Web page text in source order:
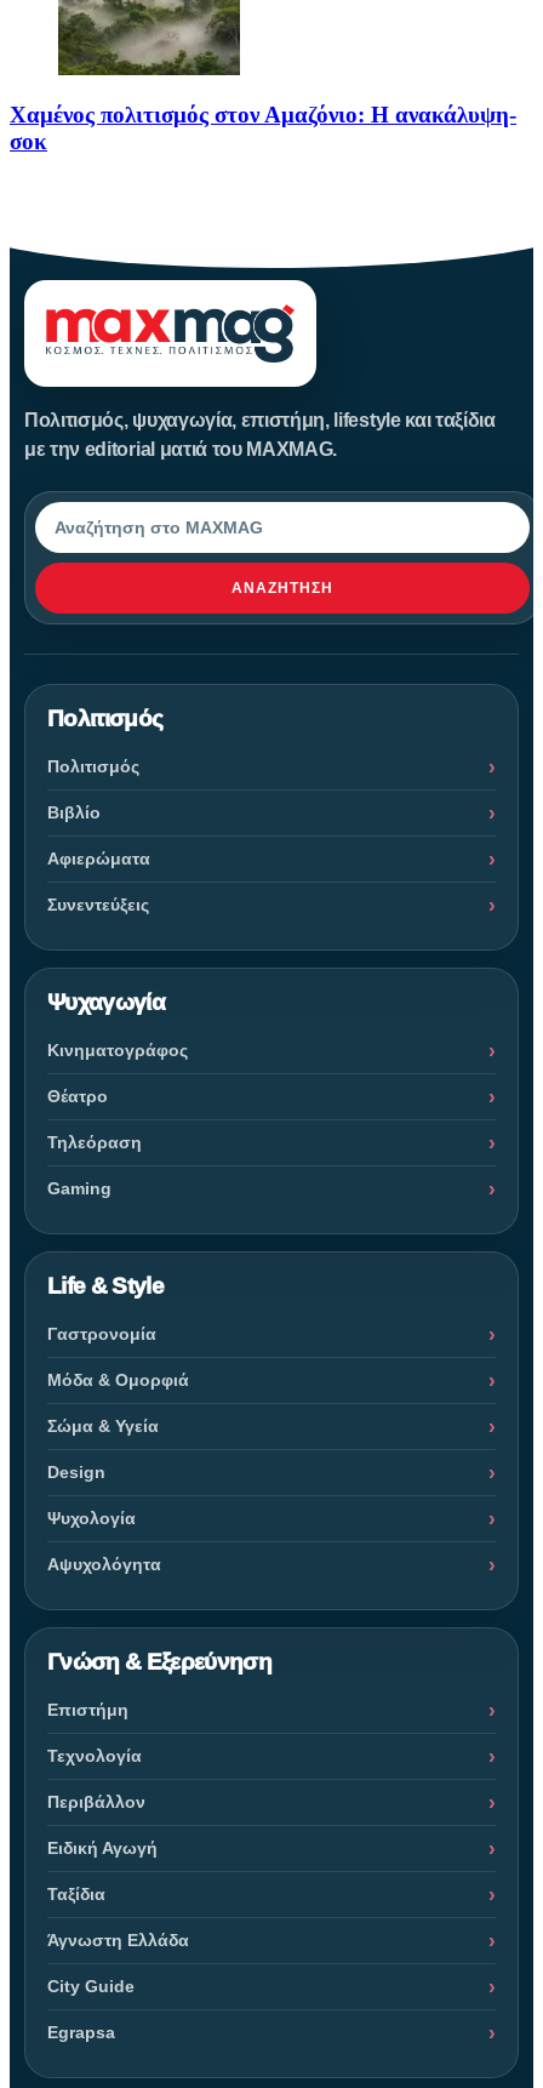
Χαμένος πολιτισμός στον Αμαζόνιο: Η ανακάλυψη-
σοκ
Πολιτισμός, ψυχαγωγία, επιστήμη, lifestyle και ταξίδια
με την editorial ματιά του MAXMAG.
Αναζήτηση
ΑΝΑΖΉΤΗΣΗ
Πολιτισμός
Πολιτισμός
Βιβλίο
Αφιερώματα
Συνεντεύξεις
Ψυχαγωγία
Κινηματογράφος
Θέατρο
Τηλεόραση
Gaming
Life & Style
Γαστρονομία
Μόδα & Ομορφιά
Σώμα & Υγεία
Design
Ψυχολογία
Αψυχολόγητα
Γνώση & Εξερεύνηση
Επιστήμη
Τεχνολογία
Περιβάλλον
Ειδική Αγωγή
Ταξίδια
Άγνωστη Ελλάδα
City Guide
Egrapsa